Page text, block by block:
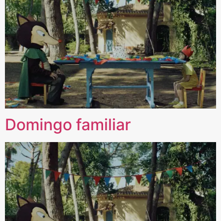
Domingo familiar